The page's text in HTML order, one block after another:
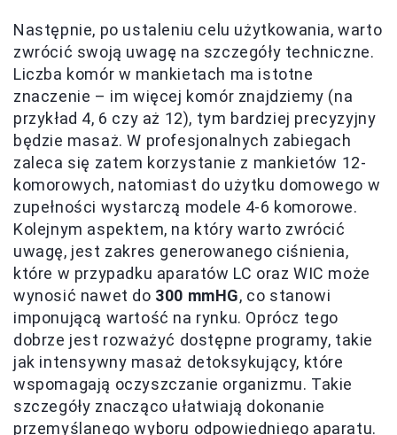
Następnie, po ustaleniu celu użytkowania, warto
zwrócić swoją uwagę na szczegóły techniczne.
Liczba komór w mankietach ma istotne
znaczenie – im więcej komór znajdziemy (na
przykład 4, 6 czy aż 12), tym bardziej precyzyjny
będzie masaż. W profesjonalnych zabiegach
zaleca się zatem korzystanie z mankietów 12-
komorowych, natomiast do użytku domowego w
zupełności wystarczą modele 4-6 komorowe.
Kolejnym aspektem, na który warto zwrócić
uwagę, jest zakres generowanego ciśnienia,
które w przypadku aparatów LC oraz WIC może
wynosić nawet do 300 mmHG, co stanowi
imponującą wartość na rynku. Oprócz tego
dobrze jest rozważyć dostępne programy, takie
jak intensywny masaż detoksykujący, które
wspomagają oczyszczanie organizmu. Takie
szczegóły znacząco ułatwiają dokonanie
przemyślanego wyboru odpowiedniego aparatu.